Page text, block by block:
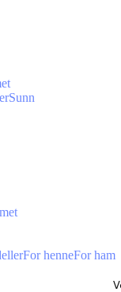
Sunn
For henneFor ham